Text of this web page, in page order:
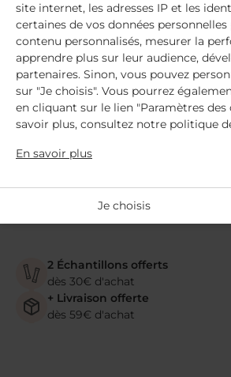
2 Échantillons offerts
dès 30€ d'achat
+ Livraison offerte
dès 59€ d'achat
site internet, les adresses IP et les
certaines de vos données
contenu personnalisés, mesurer la
apprendre plus sur leur audience,
partenaires. Sinon, vous pouvez
sur "Je choisis". Vous pourrez
en cliquant sur le lien "Paramètres
savoir plus, consultez notre politique
En savoir plus
Je choisis